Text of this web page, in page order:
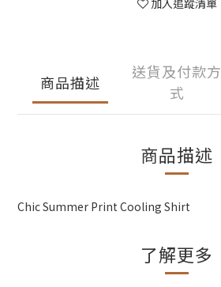
加入追蹤清單
商品描述
送貨及付款方
式
商品描述
Chic Summer Print Cooling Shirt
了解更多